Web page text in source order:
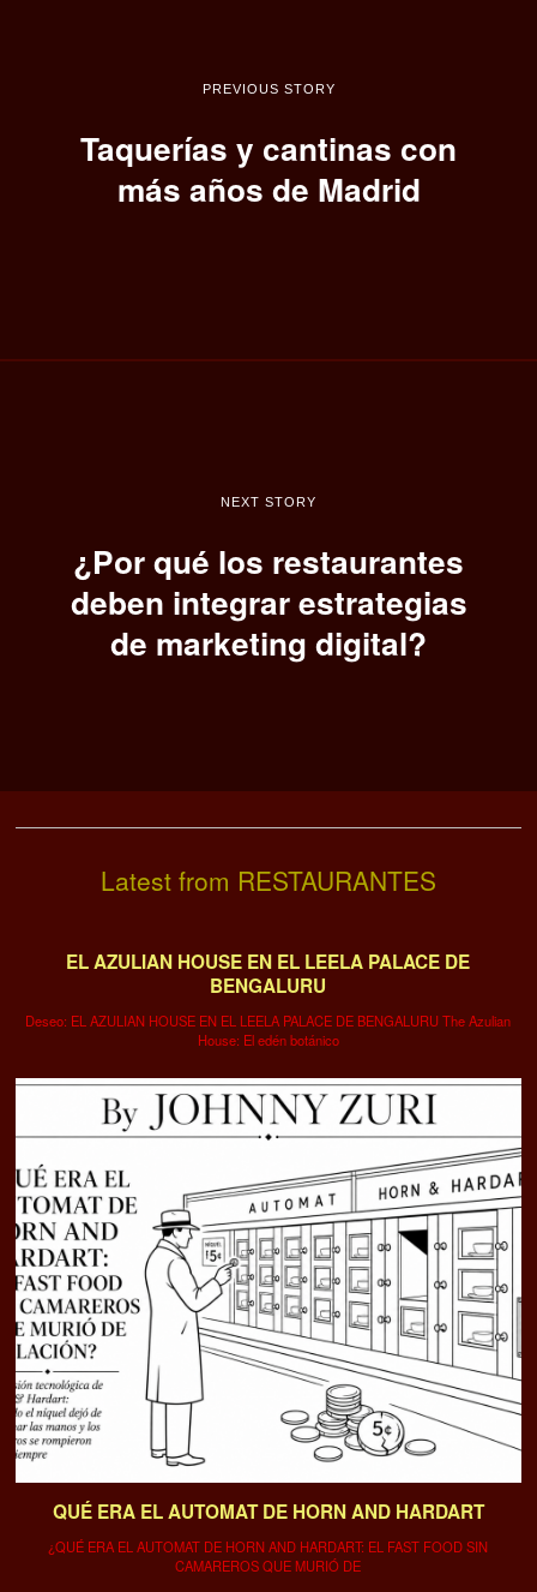
PREVIOUS STORY
Taquerías y cantinas con
más años de Madrid
NEXT STORY
¿Por qué los restaurantes
deben integrar estrategias
de marketing digital?
Latest from RESTAURANTES
EL AZULIAN HOUSE EN EL LEELA PALACE DE
BENGALURU
Deseo: EL AZULIAN HOUSE EN EL LEELA PALACE DE BENGALURU The Azulian
House: El edén botánico
QUÉ ERA EL AUTOMAT DE HORN AND HARDART
¿QUÉ ERA EL AUTOMAT DE HORN AND HARDART: EL FAST FOOD SIN
CAMAREROS QUE MURIÓ DE